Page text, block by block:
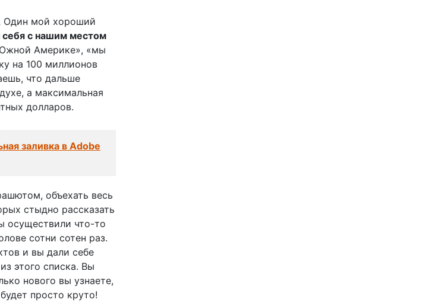
Один мой хороший
с нашим местом
Америке», «мы
на 100 миллионов
что дальше
а максимальная
долларов.
заливка в Adobe
объехать весь
стыдно рассказать
осуществили что-то
сотни сотен раз.
и вы дали себе
этого списка. Вы
нового вы узнаете,
просто круто!